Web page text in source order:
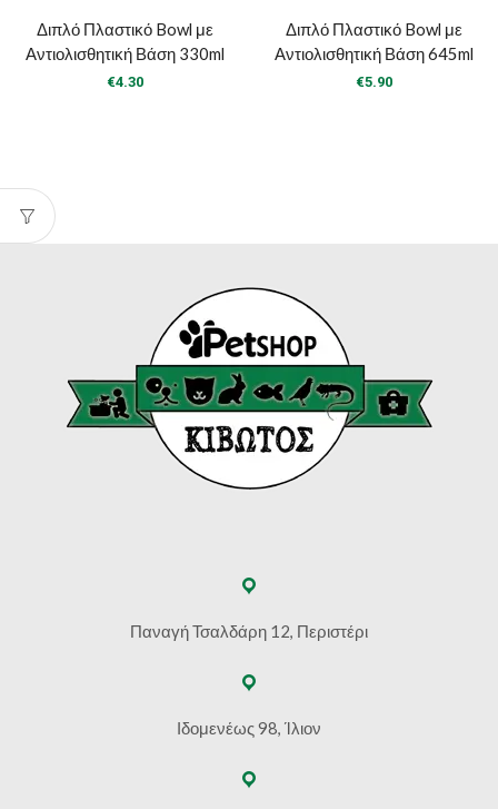
Διπλό Πλαστικό Bowl με
Αντιολισθητική Βάση 330ml
€4.30
Διπλό Πλαστικό Bowl με
Αντιολισθητική Βάση 645ml
€5.90
Παναγή Τσαλδάρη 12, Περιστέρι
Ιδομενέως 98, Ίλιον